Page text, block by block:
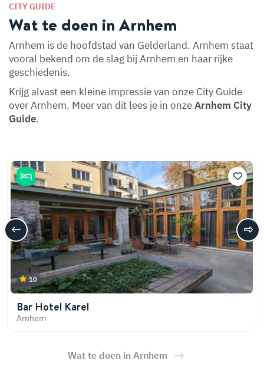
CITY GUIDE
Wat te doen in Arnhem
Arnhem is de hoofdstad van Gelderland. Arnhem staat
vooral bekend om de slag bij Arnhem en haar rijke
geschiedenis.
Krijg alvast een kleine impressie van onze City Guide
over Arnhem. Meer van dit lees je in onzeArnhem City
Guide.
10
Bar Hotel Karel
Arnhem
Wat te doen in Arnhem